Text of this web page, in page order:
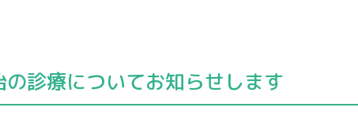
の診療についてお知らせします